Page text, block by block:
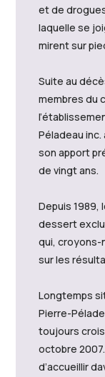
et de
laquelle se
mirent sur
Suite au
membres du
Péladeau
son apport
de vingt ans.
Depuis 1989,
dessert
qui, croyons-
sur les
Longtemps
Pierre-
toujours
octobre
d’accueillir